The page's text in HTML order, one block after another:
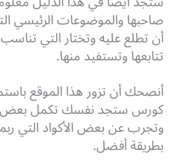
صاحبها والموضوعات الرئيسي
أن تطلع عليه وتختار التي
تتابعها وتستفيد منها.
أنصحك أن تزور هذا الموقع
كورس ستجد نفسك تكمل بعض
وتجرب عن بعض الأكواد التي
بطريقة أفضل.